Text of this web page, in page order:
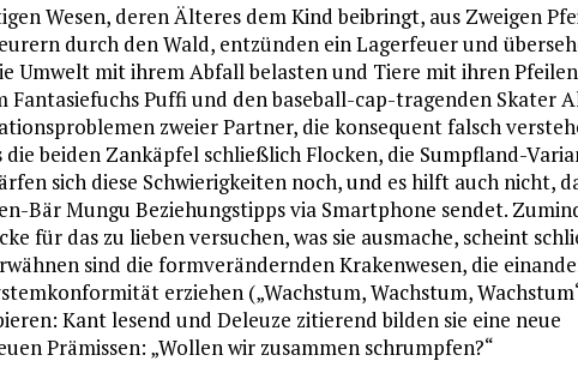
Wesen, deren Älteres dem Kind beibringt, aus Zweigen
durch den Wald, entzünden ein Lagerfeuer und
Umwelt mit ihrem Abfall belasten und Tiere mit ihren Pfeilen
Fantasiefuchs Puffi und den baseball-cap-tragenden Skater
zweier Partner, die konsequent falsch
beiden Zankäpfel schließlich Flocken, die Sumpfland-
sich diese Schwierigkeiten noch, und es hilft auch nicht,
Bär Mungu Beziehungstipps via Smartphone sendet.
für das zu lieben versuchen, was sie ausmache, scheint
sind die formverändernden Krakenwesen, die
erziehen („Wachstum, Wachstum,
Kant lesend und Deleuze zitierend bilden sie eine neue
Prämissen: „Wollen wir zusammen schrumpfen?“